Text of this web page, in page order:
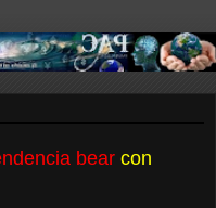
bear con